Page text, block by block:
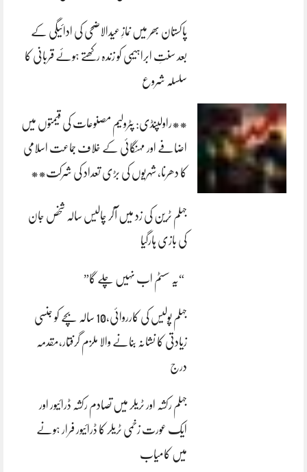
پاکستان بھر میں نمازِ عیدالاضحی کی ادائیگی کے
بعد سنتِ ابراہیمی کو زندہ رکھتے ہوئے قربانی کا
سلسلہ شروع
**راولپنڈی: پٹرولیم مصنوعات کی قیمتوں میں
اضافے اور مہنگائی کے خلاف جماعت اسلامی
کا دھرنا، شہریوں کی بڑی تعداد کی شرکت**
جہلم ٹرین کی زد میں آکر چالیس سالہ شخص جان
کی بازی ہارگیا
“یہ سسٹم اب نہیں چلے گا”
جہلم پولیس کی کارروائی،10 سالہ بچے کو جنسی
زیادتی کا نشانہ بنانے والا ملزم گرفتار،مقدمہ
درج
جہلم رکشہ اور ٹریلر میں تصادم رکشہ ڈرائیور اور
ایک عورت زخمی ٹریلر کا ڈرائیور فرار ہونے
میں کامیاب